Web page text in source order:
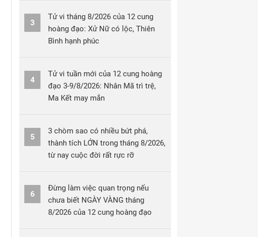
3
Tử vi tháng 8/2026 của 12 cung
hoàng đạo: Xử Nữ có lộc, Thiên
Bình hạnh phúc
4
Tử vi tuần mới của 12 cung hoàng
đạo 3-9/8/2026: Nhân Mã trì trệ,
Ma Kết may mắn
5
3 chòm sao có nhiều bứt phá,
thành tích LỚN trong tháng 8/2026,
từ nay cuộc đời rất rực rỡ
6
Đừng làm việc quan trọng nếu
chưa biết NGÀY VÀNG tháng
8/2026 của 12 cung hoàng đạo